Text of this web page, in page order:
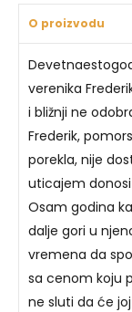
O proizvodu
verenika
i bližnji ne
Frederik,
porekla, nije
uticajem
Osam godina
dalje gori u
vremena da
sa cenom koju
ne sluti da će